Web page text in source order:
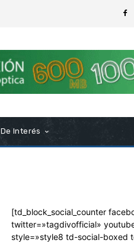
De Interés
[td_block_social_counter
twitter=»tagdivofficial»
style=»style8 td-social-boxed